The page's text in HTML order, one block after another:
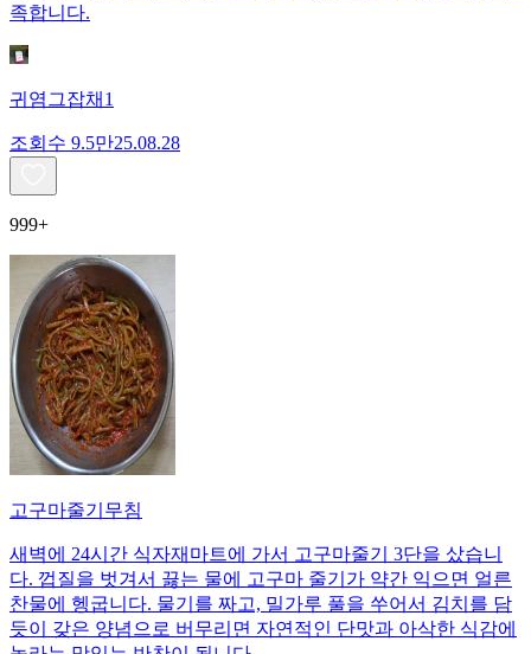
족합니다.
귀염그잡채1
조회수 9.5만25.08.28
999+
고구마줄기무침
새벽에 24시간 식자재마트에 가서 고구마줄기 3단을 샀습니
다. 껍질을 벗겨서 끓는 물에 고구마 줄기가 약간 익으면 얼른
찬물에 헹굽니다. 물기를 짜고, 밀가루 풀을 쑤어서 김치를 담
듯이 갖은 양념으로 버무리면 자연적인 단맛과 아삭한 식감에